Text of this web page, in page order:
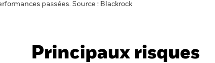
passées. Source : Blackrock
Principaux risques